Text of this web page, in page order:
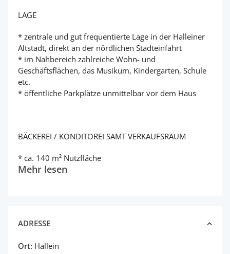
LAGE
* zentrale und gut frequentierte Lage in der Halleiner
Altstadt, direkt an der nördlichen Stadteinfahrt
* im Nahbereich zahlreiche Wohn- und
Geschäftsflächen, das Musikum, Kindergarten, Schule
etc.
* öffentliche Parkplätze unmittelbar vor dem Haus
BÄCKEREI / KONDITOREI SAMT VERKAUFSRAUM
* ca. 140 m² Nutzfläche
Mehr lesen
ADRESSE
Ort: Hallein